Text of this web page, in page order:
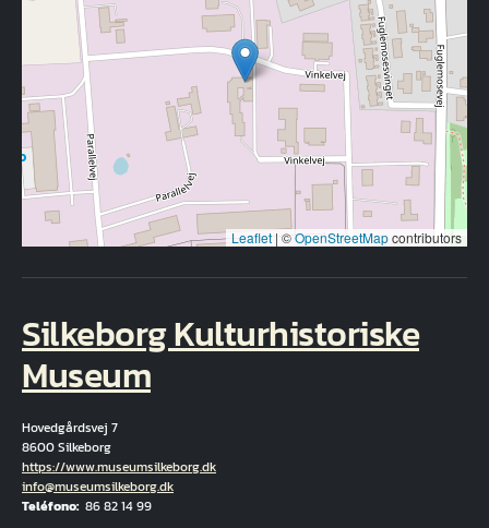
Leaflet | ©OpenStreetMapcontributors
Silkeborg Kulturhistoriske
Museum
Hovedgårdsvej 7
8600 Silkeborg
Hjemmeside
https://www.museumsilkeborg.dk
Correo electrónico
info@museumsilkeborg.dk
Teléfono 86 82 14 99